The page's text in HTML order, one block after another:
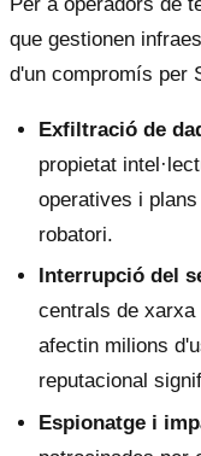
que gestionen
d'un compromís per
Exfiltració de
propietat
operatives i
robatori.
Interrupció del
centrals de
afectin milions
reputacional
Espionatge i